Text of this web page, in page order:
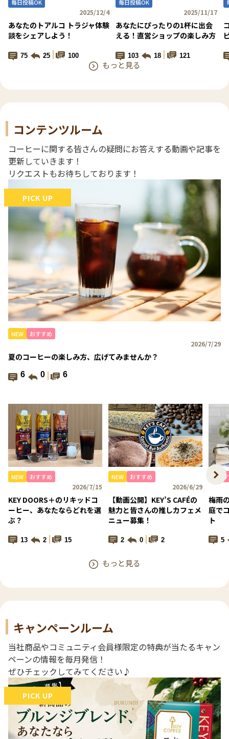
毎日投稿OK
2025/12/4
あなたのトアルコ トラジャ体験
談をシェアしよう！
75 25 100
毎日投稿OK
2025/11/17
あなたにぴったりの1杯に出会
える！直営ショップの楽しみ方
103 18 121
もっと見る
コンテンツルーム
コーヒーに関する皆さんの疑問にお答えする動画や記事を
更新していきます！
リクエストもお待ちしております！
PICK UP
NEW おすすめ
2026/7/29
夏のコーヒーの楽しみ方、広げてみませんか？
6 0 6
NEW おすすめ
2026/7/15
KEY DOORS＋のリキッドコ
ーヒー、あなたならどれを選
ぶ？
13 2 15
NEW おすすめ
2026/6/29
【動画公開】KEY’S CAFÉの
魅力と皆さんの推しカフェメ
ニュー募集！
2 0 2
おす
梅雨
庭で
ト
5
もっと見る
キャンペーンルーム
当社商品やコミュニティ会員様限定の特典が当たるキャン
ペーンの情報を毎月発信！
ぜひチェックしてみてください♪
PICK UP